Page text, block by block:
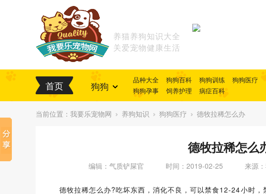
养猫养狗知识大全
关爱宠物健康生活
首页 狗狗 品种大全 狗狗百科 狗狗训练
狗狗医疗
狗狗孕事
饲养护理 病症百科
当前位置： 我要乐宠物网 养狗知识 狗狗医疗 德牧拉稀怎么办
德牧拉稀怎么
编辑：气质铲屎官 时间：2019-02-25 来源
德牧拉稀怎么办?吃坏东西，消化不良，可以禁食12-24小时